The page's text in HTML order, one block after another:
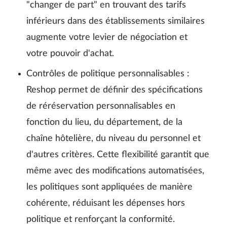
"changer de part" en trouvant des tarifs
inférieurs dans des établissements similaires
augmente votre levier de négociation et
votre pouvoir d'achat.
Contrôles de politique personnalisables :
Reshop permet de définir des spécifications
de réréservation personnalisables en
fonction du lieu, du département, de la
chaîne hôtelière, du niveau du personnel et
d'autres critères. Cette flexibilité garantit que
même avec des modifications automatisées,
les politiques sont appliquées de manière
cohérente, réduisant les dépenses hors
politique et renforçant la conformité.